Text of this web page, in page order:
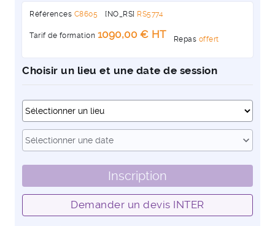
Références C8605 [NO_RS] RS5774
Tarif de formation 1090,00 € HT Repas offert
Choisir un lieu et une date de session
Sélectionner une date
expand_more
Inscription
Demander un devis INTER